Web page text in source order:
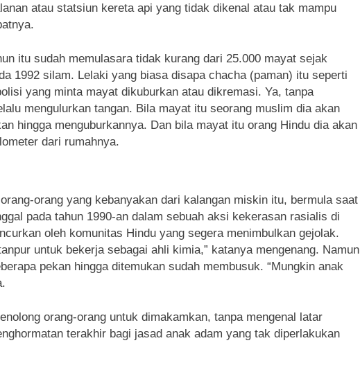
atau statsiun kereta api yang tidak dikenal atau tak mampu
itu sudah memulasara tidak kurang dari 25.000 mayat sejak
1992 silam. Lelaki yang biasa disapa chacha (paman) itu seperti
yang minta mayat dikuburkan atau dikremasi. Ya, tanpa
mengulurkan tangan. Bila mayat itu seorang muslim dia akan
hingga menguburkannya. Dan bila mayat itu orang Hindu dia akan
dari rumahnya.
orang yang kebanyakan dari kalangan miskin itu, bermula saat
pada tahun 1990-an dalam sebuah aksi kekerasan rasialis di
oleh komunitas Hindu yang segera menimbulkan gejolak.
untuk bekerja sebagai ahli kimia,” katanya mengenang. Namun
pekan hingga ditemukan sudah membusuk. “Mungkin anak
orang-orang untuk dimakamkan, tanpa mengenal latar
terakhir bagi jasad anak adam yang tak diperlakukan